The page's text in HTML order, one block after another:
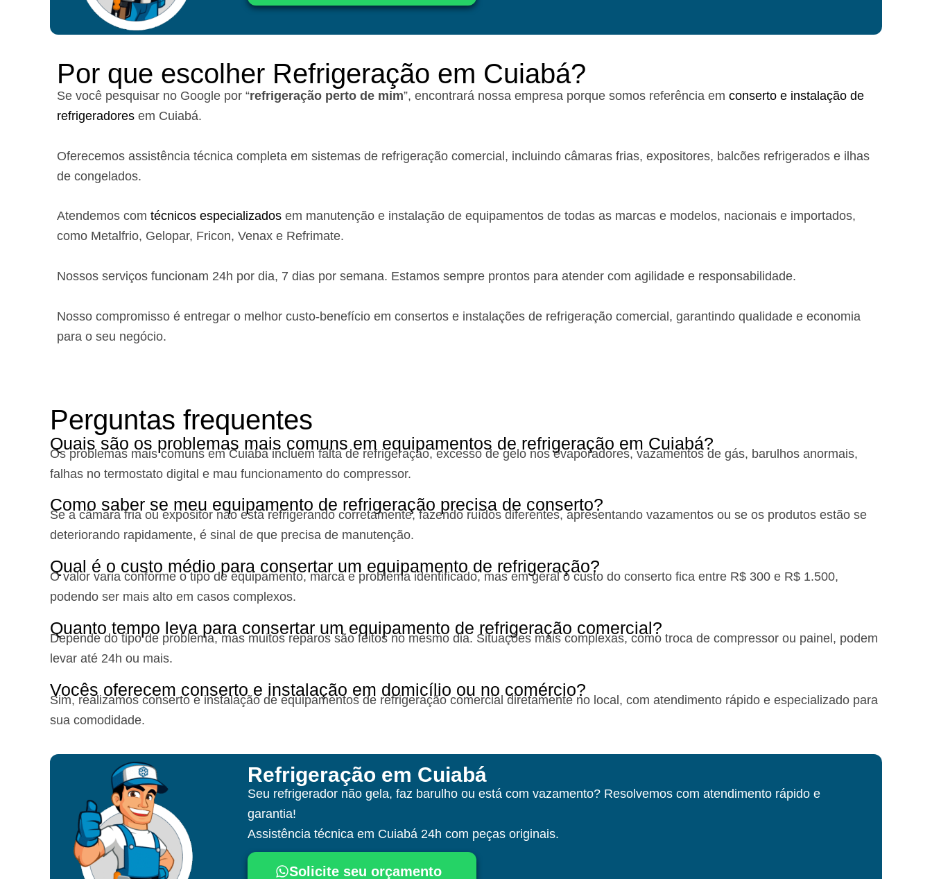
Por que escolher Refrigeração em Cuiabá?
Se você pesquisar no Google por “refrigeração perto de mim”, encontrará nossa empresa porque somos referência em conserto e instalação de
refrigeradores em Cuiabá.
Oferecemos assistência técnica completa em sistemas de refrigeração comercial, incluindo câmaras frias, expositores, balcões refrigerados e ilhas
de congelados.
Atendemos com técnicos especializados em manutenção e instalação de equipamentos de todas as marcas e modelos, nacionais e importados,
como Metalfrio, Gelopar, Fricon, Venax e Refrimate.
Nossos serviços funcionam 24h por dia, 7 dias por semana. Estamos sempre prontos para atender com agilidade e responsabilidade.
Nosso compromisso é entregar o melhor custo-benefício em consertos e instalações de refrigeração comercial, garantindo qualidade e economia
para o seu negócio.
Perguntas frequentes
Quais são os problemas mais comuns em equipamentos de refrigeração em Cuiabá?
Os problemas mais comuns em Cuiabá incluem falta de refrigeração, excesso de gelo nos evaporadores, vazamentos de gás, barulhos anormais,
falhas no termostato digital e mau funcionamento do compressor.
Como saber se meu equipamento de refrigeração precisa de conserto?
Se a câmara fria ou expositor não está refrigerando corretamente, fazendo ruídos diferentes, apresentando vazamentos ou se os produtos estão se
deteriorando rapidamente, é sinal de que precisa de manutenção.
Qual é o custo médio para consertar um equipamento de refrigeração?
O valor varia conforme o tipo de equipamento, marca e problema identificado, mas em geral o custo do conserto fica entre R$ 300 e R$ 1.500,
podendo ser mais alto em casos complexos.
Quanto tempo leva para consertar um equipamento de refrigeração comercial?
Depende do tipo de problema, mas muitos reparos são feitos no mesmo dia. Situações mais complexas, como troca de compressor ou painel, podem
levar até 24h ou mais.
Vocês oferecem conserto e instalação em domicílio ou no comércio?
Sim, realizamos conserto e instalação de equipamentos de refrigeração comercial diretamente no local, com atendimento rápido e especializado para
sua comodidade.
Refrigeração em Cuiabá
Seu refrigerador não gela, faz barulho ou está com vazamento? Resolvemos com atendimento rápido e
garantia!
Assistência técnica em Cuiabá 24h com peças originais.
Solicite seu orçamento